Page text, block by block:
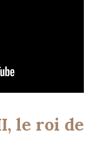
le roi de